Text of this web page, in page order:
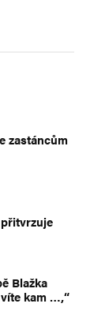
zastáncům
Blažka
kam …,“